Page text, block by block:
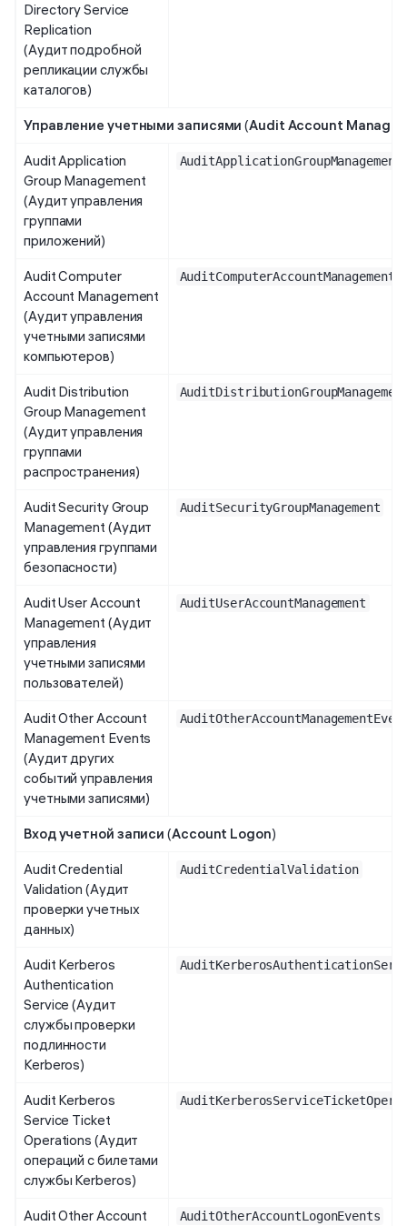
Directory Service
Replication
(Аудит подробной
репликации службы
каталогов)
Управление учетными записями (Audit Account
Audit Application
Group Management
(Аудит управления
группами
приложений)
AuditApplicationGroupManagement
Audit Computer
Account Management
(Аудит управления
учетными записями
компьютеров)
AuditComputerAccountManagement
Audit Distribution
Group Management
(Аудит управления
группами
распространения)
Audit Security Group
Management (Аудит
управления группами
безопасности)
AuditSecurityGroupManagement
Audit User Account
Management (Аудит
управления
учетными записями
пользователей)
AuditUserAccountManagement
Audit Other Account
Management Events
(Аудит других
событий управления
учетными записями)
Вход учетной записи (Account Logon)
Audit Credential
Validation (Аудит
проверки учетных
данных)
AuditCredentialValidation
Audit Kerberos
Authentication
Service (Аудит
службы проверки
подлинности
Kerberos)
Audit Kerberos
Service Ticket
Operations (Аудит
операций с билетами
службы Kerberos)
Audit Other Account
AuditOtherAccountLogonEvents